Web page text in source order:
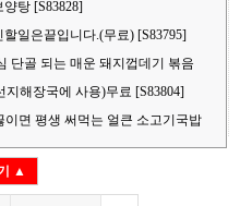
탕 [S83828]
일은끝입니다.(무료) [S83795]
단골 되는 매운 돼지껍데기 볶음
해장국에 사용)무료 [S83804]
면 평생 써먹는 얼큰 소고기국밥
▲